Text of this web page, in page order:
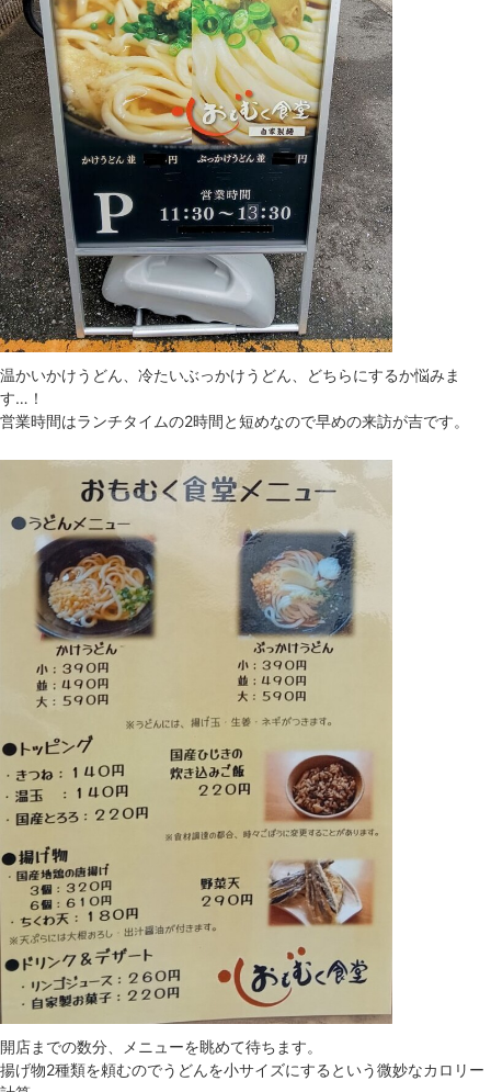
温かいかけうどん、冷たいぶっかけうどん、どちらにするか悩みま
す…！
営業時間はランチタイムの2時間と短めなので早めの来訪が吉です。
開店までの数分、メニューを眺めて待ちます。
揚げ物2種類を頼むのでうどんを小サイズにするという微妙なカロリー